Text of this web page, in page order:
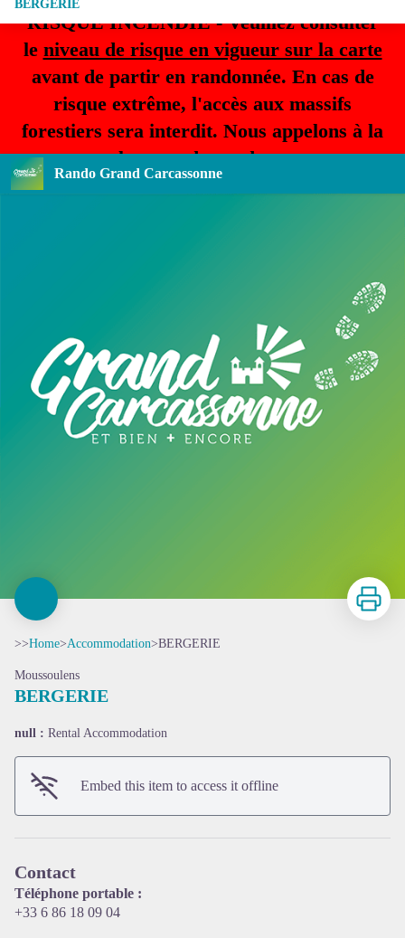
RISQUE INCENDIE - Veuillez consulter
le niveau de risque en vigueur sur la carte
avant de partir en randonnée. En cas de
risque extrême, l'accès aux massifs
forestiers sera interdit. Nous appelons à la
plus grande prudence.
Rando Grand Carcassonne
BERGERIE
Print
>>Home>Accommodation>BERGERIE
Moussoulens
BERGERIE
null : Rental Accommodation
Embed this item to access it offline
Contact
Téléphone portable :
+33 6 86 18 09 04